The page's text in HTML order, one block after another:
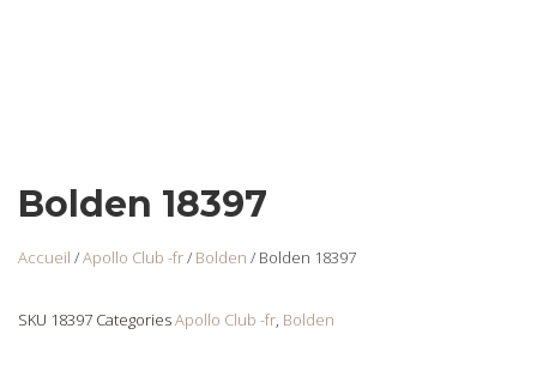
Bolden 18397
Accueil /Apollo Club -fr/ Bolden / Bolden 18397
SKU 18397 CategoriesApollo Club -fr, Bolden